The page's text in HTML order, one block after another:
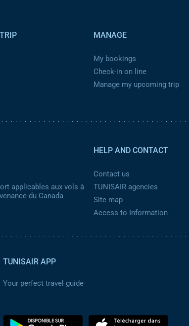
MANAGE
My bookings
Check-in on line
Manage my upcoming trip
applicables aux vols à
du Canada
HELP AND CONTACT
Contact us
TUNISAIR agencies
Site map
Access to Information
TUNISAIR APP
Your perfect travel guide